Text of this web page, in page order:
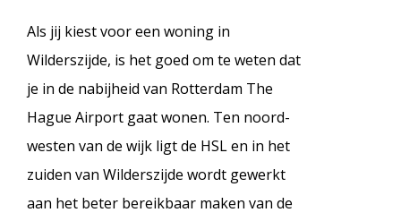
Als jij kiest voor een woning in
Wilderszijde, is het goed om te weten dat
je in de nabijheid van Rotterdam The
Hague Airport gaat wonen. Ten noord-
westen van de wijk ligt de HSL en in het
zuiden van Wilderszijde wordt gewerkt
aan het beter bereikbaar maken van de